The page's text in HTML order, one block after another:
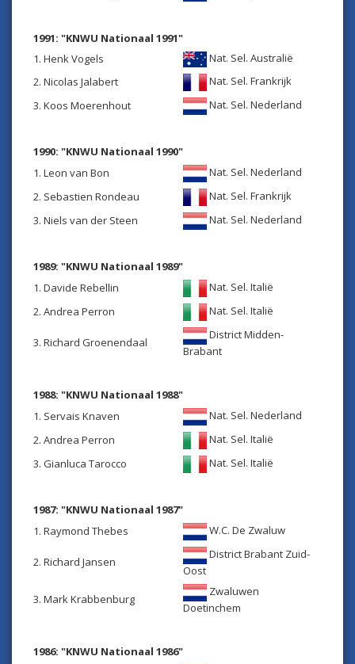
1991: "KNWU Nationaal 1991"
1. Henk Vogels
Nat. Sel. Australië
2. Nicolas Jalabert
Nat. Sel. Frankrijk
3. Koos Moerenhout
Nat. Sel. Nederland
1990: "KNWU Nationaal 1990"
1. Leon van Bon
Nat. Sel. Nederland
2. Sebastien Rondeau
Nat. Sel. Frankrijk
3. Niels van der Steen
Nat. Sel. Nederland
1989: "KNWU Nationaal 1989"
1. Davide Rebellin
Nat. Sel. Italië
2. Andrea Perron
Nat. Sel. Italië
3. Richard Groenendaal
District Midden-
Brabant
1988: "KNWU Nationaal 1988"
1. Servais Knaven
Nat. Sel. Nederland
2. Andrea Perron
Nat. Sel. Italië
3. Gianluca Tarocco
Nat. Sel. Italië
1987: "KNWU Nationaal 1987"
1. Raymond Thebes
W.C. De Zwaluw
2. Richard Jansen
District Brabant Zuid-
Oost
3. Mark Krabbenburg
Zwaluwen
Doetinchem
1986: "KNWU Nationaal 1986"